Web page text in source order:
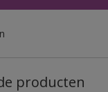
producten